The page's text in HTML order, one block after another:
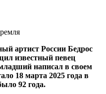
артист России Бедрос
известный певец
написал в своем
18 марта 2025 года в
92 года.